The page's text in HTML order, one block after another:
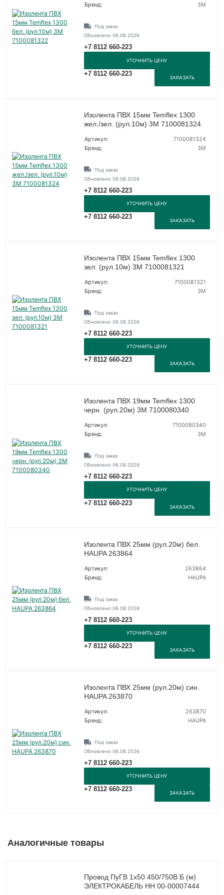
Бренд:
3М
Под заказ
Обновлено 06.08.2026
+7 8112 660-223
УТОЧНИТЬ ЦЕНУ
+7 8112 660-223
ЗАКАЗАТЬ
Изолента ПВХ 15мм Temflex 1300
жел./зел. (рул.10м) 3М 7100081324
Артикул:
7100081324
Бренд:
3М
Под заказ
Обновлено 06.08.2026
+7 8112 660-223
УТОЧНИТЬ ЦЕНУ
+7 8112 660-223
ЗАКАЗАТЬ
Изолента ПВХ 15мм Temflex 1300
зел. (рул.10м) 3М 7100081321
Артикул:
7100081321
Бренд:
3М
Под заказ
Обновлено 06.08.2026
+7 8112 660-223
УТОЧНИТЬ ЦЕНУ
+7 8112 660-223
ЗАКАЗАТЬ
Изолента ПВХ 19мм Temflex 1300
черн. (рул.20м) 3М 7100080340
Артикул:
7100080340
Бренд:
3М
Под заказ
Обновлено 06.08.2026
+7 8112 660-223
УТОЧНИТЬ ЦЕНУ
+7 8112 660-223
ЗАКАЗАТЬ
Изолента ПВХ 25мм (рул.20м) бел.
HAUPA 263864
Артикул:
263864
Бренд:
HAUPA
Под заказ
Обновлено 06.08.2026
+7 8112 660-223
УТОЧНИТЬ ЦЕНУ
+7 8112 660-223
ЗАКАЗАТЬ
Изолента ПВХ 25мм (рул.20м) син.
HAUPA 263870
Артикул:
263870
Бренд:
HAUPA
Под заказ
Обновлено 06.08.2026
+7 8112 660-223
УТОЧНИТЬ ЦЕНУ
+7 8112 660-223
ЗАКАЗАТЬ
Аналогичные товары
Провод ПуГВ 1х50 450/750В Б (м)
ЭЛЕКТРОКАБЕЛЬ НН 00-00007444